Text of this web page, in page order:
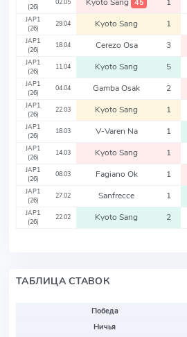
(26)
02.05 Kyoto Sang 45 1
JAP1
(26)
29.04 Kyoto Sang 1
JAP1
(26)
18.04 Cerezo Osa 3
JAP1
(26)
11.04 Kyoto Sang 5
JAP1
(26)
04.04 Gamba Osak 2
JAP1
(26)
22.03 Kyoto Sang 1
JAP1
(26)
18.03 V-Varen Na 1
JAP1
(26)
14.03 Kyoto Sang 1
JAP1
(26)
08.03 Fagiano Ok 1
JAP1
(26)
27.02 Sanfrecce 1
JAP1
(26)
22.02 Kyoto Sang 2
ТАБЛИЦА СТАВОК
Победа
Ничья